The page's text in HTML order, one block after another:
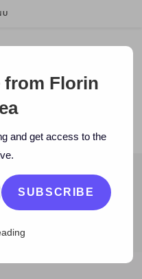
CEO MOCAPP.
zi > Marti>>>Studio si studio
from Florin
and get access to the
SUBSCRIBE